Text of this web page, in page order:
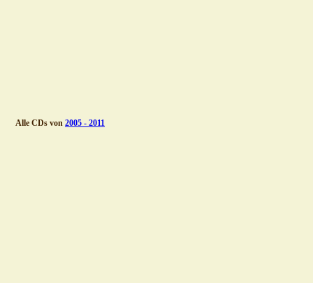
Alle CDs von 2005 - 2011